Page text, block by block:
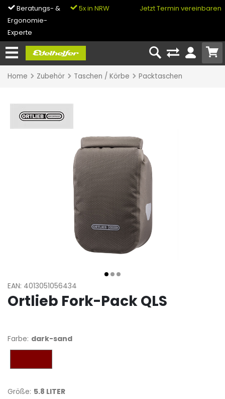
Beratungs- &
Ergonomie-
Experte
5x in NRW
0% Finanzierung
Jetzt Termin vereinbaren
Home Zubehör Taschen / Körbe Packtaschen
EAN: 4013051056434
Ortlieb Fork-Pack QLS
Farbe: dark-sand
Größe: 5.8 LITER